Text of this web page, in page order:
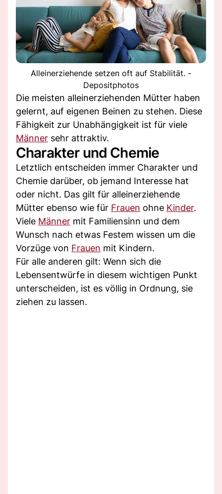
Alleinerziehende setzen oft auf Stabilität. -
Depositphotos
Die meisten alleinerziehenden Mütter haben
gelernt, auf eigenen Beinen zu stehen. Diese
Fähigkeit zur Unabhängigkeit ist für viele
Männer sehr attraktiv.
Charakter und Chemie
Letztlich entscheiden immer Charakter und
Chemie darüber, ob jemand Interesse hat
oder nicht. Das gilt für alleinerziehende
Mütter ebenso wie für Frauen ohne Kinder.
Viele Männer mit Familiensinn und dem
Wunsch nach etwas Festem wissen um die
Vorzüge von Frauen mit Kindern.
Für alle anderen gilt: Wenn sich die
Lebensentwürfe in diesem wichtigen Punkt
unterscheiden, ist es völlig in Ordnung, sie
ziehen zu lassen.